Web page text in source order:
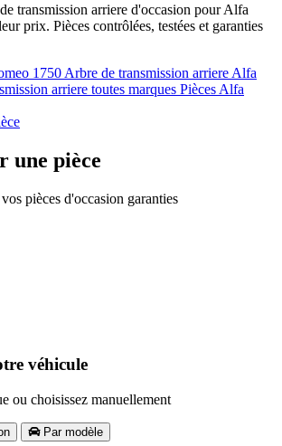
transmission arriere d'occasion pour Alfa
prix. Pièces contrôlées, testées et garanties
1750 Arbre de transmission arriere Alfa
arriere toutes marques Pièces Alfa
une pièce
pièces d'occasion garanties
véhicule
ou choisissez manuellement
Par modèle